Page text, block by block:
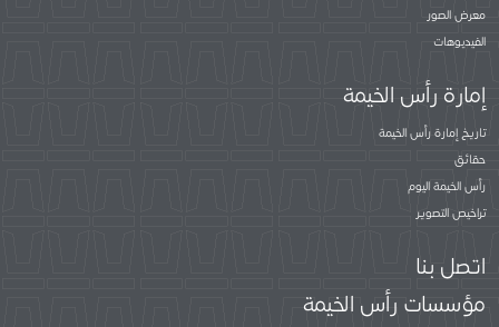
معرض الصور
الفيديوهات
إمارة رأس الخيمة
تاريخ إمارة رأس الخيمة
حقائق
رأس الخيمة اليوم
تراخيص التصوير
اتصل بنا
مؤسسات رأس الخيمة